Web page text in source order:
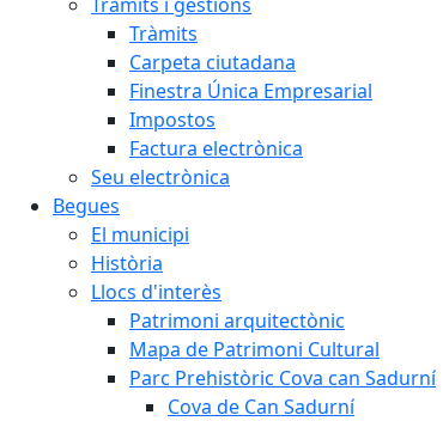
Tràmits
Carpeta ciutadana
Finestra Única Empresarial
Impostos
Factura electrònica
Seu electrònica
Begues
El municipi
Història
Llocs d'interès
Patrimoni arquitectònic
Mapa de Patrimoni Cultural
Parc Prehistòric Cova can Sadurní
Cova de Can Sadurní